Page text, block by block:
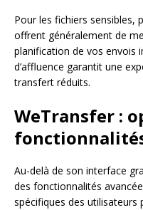
Pour les fichiers sensibles,
offrent généralement de
planification de vos envois
d’affluence garantit une
transfert réduits.
WeTransfer :
Au-delà de son interface
des fonctionnalités
spécifiques des utilisateurs